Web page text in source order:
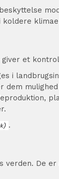
koldere
giver et
i
.
De